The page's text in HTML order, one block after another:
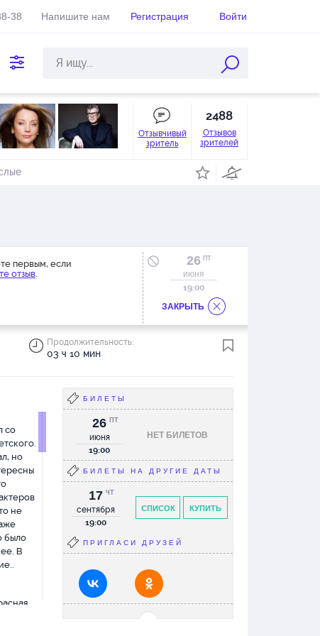
38 Напишите нам Регистрация Войти
Отзывчивый
зритель
2488
Отзывов
зрителей
первым, если
отзыв.
26 ПТ
июня
19:00
Продолжительность:
03 ч 10 мин
ЗАКРЫТЬ
со
но
не
было
В
БИЛЕТЫ
НЕТ БИЛЕТОВ
26
июня
ПТ
19:00
БИЛЕТЫ НА ДРУГИЕ ДАТЫ
КУПИТЬ
СПИСОК
17
сентября
ЧТ
19:00
ПРИГЛАСИ ДРУЗЕЙ